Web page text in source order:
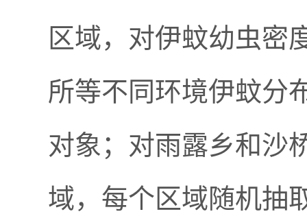
区域，对伊蚊幼虫密
所等不同环境伊蚊分
对象；对雨露乡和沙
域，每个区域随机抽